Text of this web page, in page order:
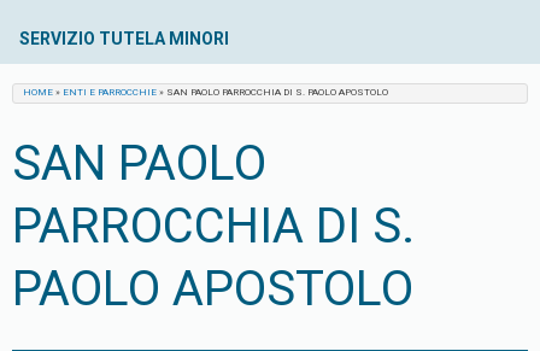
SERVIZIO TUTELA MINORI
HOME » ENTI E PARROCCHIE » SAN PAOLO PARROCCHIA DI S. PAOLO APOSTOLO
SAN PAOLO
PARROCCHIA DI S.
PAOLO APOSTOLO